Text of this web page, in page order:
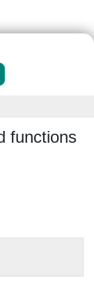
functions